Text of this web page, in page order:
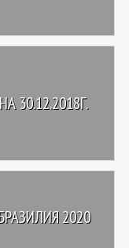
30.12.2018Г.
2020